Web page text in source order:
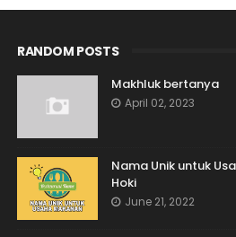
RANDOM POSTS
Makhluk bertanya
April 02, 2023
Nama Unik untuk
Hoki
June 21, 2022